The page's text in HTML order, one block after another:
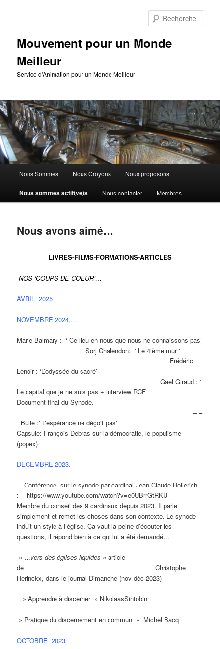
Mouvement pour un Monde
Meilleur
Service d'Animation pour un Monde Meilleur
principal
Nous Sommes Nous Croyons Nous proposons
Nous sommes actif(ve)s Nous contacter Membres
Nous avons aimé…
LIVRES-FILMS-FORMATIONS-ARTICLES
NOS ‘COUPS DE COEUR’…
AVRIL 2025
NOVEMBRE 2024,…
Marie Balmary : ‘ Ce lieu en nous que nous ne connaissons pas’
Sorj Chalendon: ‘ Le 4ième mur ‘
Frédéric
Lenoir : ‘L’odyssée du sacré’
Gael Giraud : ‘
Le capital que je ne suis pas + interview RCF
Document final du Synode.
– –
Bulle :’ L’espérance ne déçoit pas’
Capsule: François Debras sur la démocratie, le populisme
(popex)
DECEMBRE 2023.
– Conférence sur le synode par cardinal Jean Claude Hollerich
: https://www.youtube.com/watch?v=e0UBrrGtRKU
Membre du conseil des 9 cardinaux depuis 2023. Il parle
simplement et remet les choses dans son contexte. Le synode
induit un style à l’église. Ça vaut la peine d’écouter les
questions, il répond bien à ce qui lui a été demandé…
« …vers des églises liquides «article
de Christophe
Herinckx, dans le journal Dimanche (nov-déc 2023)
» Apprendre à discerner » NikolaasSintobin
» Pratique du discernement en commun » Michel Bacq
OCTOBRE 2023